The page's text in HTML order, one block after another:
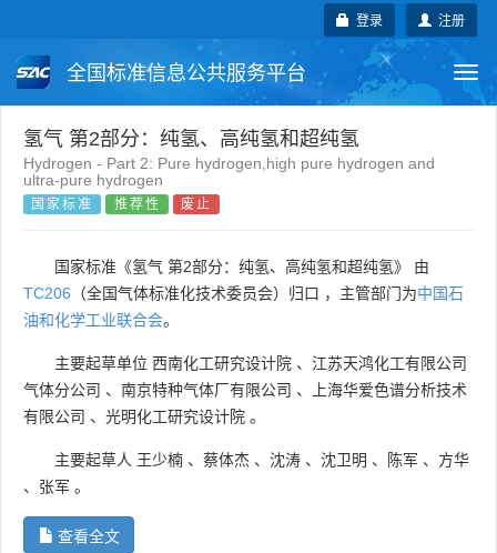
注册
登录
全国标准信息公共服务平台
国家标准 行业标准
团体标准
氢气 第2部分：纯氢、高纯氢和超纯氢
Hydrogen - Part 2: Pure hydrogen,high pure hydrogen and
ultra-pure hydrogen
国家标准 推荐性 废止
国家标准《氢气 第2部分：纯氢、高纯氢和超纯氢》 由
TC206 （全国气体标准化技术委员会）归口 ，主管部门为中国石
油和化学工业联合会。
主要起草单位 西南化工研究设计院 、 江苏天鸿化工有限公司
气体分公司 、 南京特种气体厂有限公司 、
上海华爱色谱分析技术
有限公司 、 光明化工研究设计院 。
主要起草人 王少楠 、 蔡体杰 、 沈涛 、 沈卫明 、 陈军 、 方华
、 张军 。
查看全文